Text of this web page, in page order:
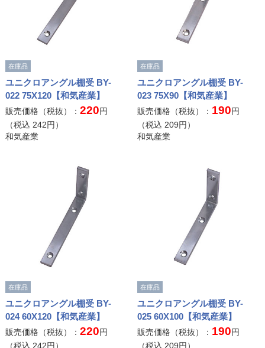
在庫品
ユニクロアングル棚受 BY-
022 75X120【和気産業】
販売価格（税抜）： 220円
（税込 242円）
和気産業
在庫品
ユニクロアングル棚受 BY-
023 75X90【和気産業】
販売価格（税抜）： 190円
（税込 209円）
和気産業
在庫品
ユニクロアングル棚受 BY-
024 60X120【和気産業】
販売価格（税抜）： 220円
（税込 242円）
在庫品
ユニクロアングル棚受 BY-
025 60X100【和気産業】
販売価格（税抜）： 190円
（税込209円）